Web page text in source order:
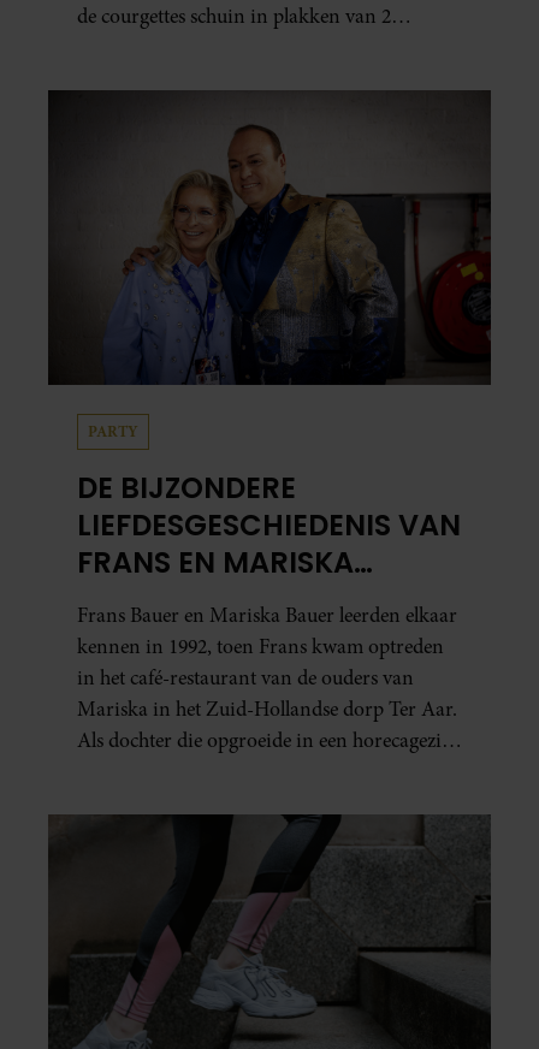
de courgettes schuin in plakken van 2
PARTY
DE BIJZONDERE
LIEFDESGESCHIEDENIS VAN
FRANS EN MARISKA
BAUER: OOK IN BED
ELKAARS EERSTE
Frans Bauer en Mariska Bauer leerden elkaar
kennen in 1992, toen Frans kwam optreden
in het café-restaurant van de ouders van
Mariska in het Zuid-Hollandse dorp Ter Aar.
Als dochter die opgroeide in een horecagezin